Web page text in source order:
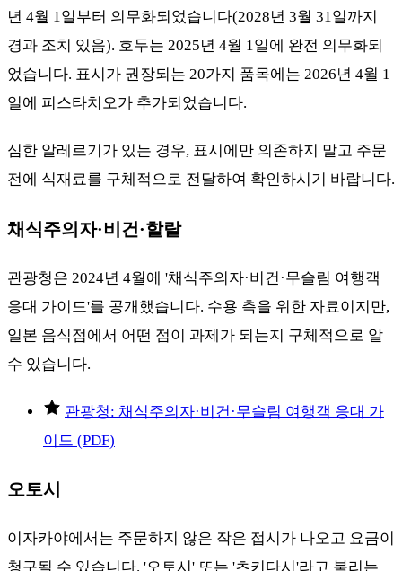
년 4월 1일부터 의무화되었습니다(2028년 3월 31일까지
경과 조치 있음). 호두는 2025년 4월 1일에 완전 의무화되
었습니다. 표시가 권장되는 20가지 품목에는 2026년 4월 1
일에 피스타치오가 추가되었습니다.
심한 알레르기가 있는 경우, 표시에만 의존하지 말고 주문
전에 식재료를 구체적으로 전달하여 확인하시기 바랍니다.
채식주의자·비건·할랄
관광청은 2024년 4월에 '채식주의자·비건·무슬림 여행객
응대 가이드'를 공개했습니다. 수용 측을 위한 자료이지만,
일본 음식점에서 어떤 점이 과제가 되는지 구체적으로 알
수 있습니다.
관광청: 채식주의자·비건·무슬림 여행객 응대 가
이드 (PDF)
오토시
이자카야에서는 주문하지 않은 작은 접시가 나오고 요금이
청구될 수 있습니다. '오토시' 또는 '츠키다시'라고 불리는